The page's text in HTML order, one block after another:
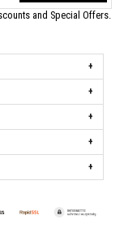
and Special Offers.